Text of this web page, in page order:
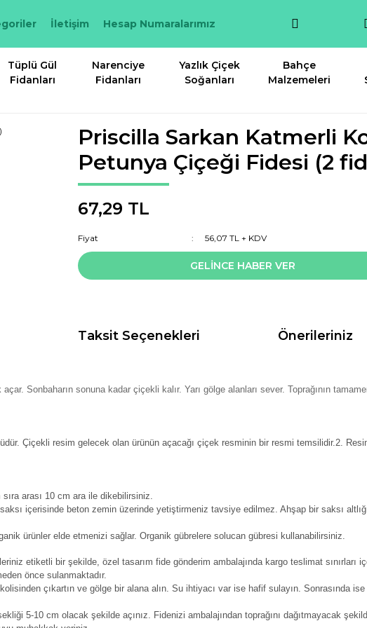
İletişim Hesap Numaralarımız
Tüplü Gül
Fidanları
Narenciye
Fidanları
Yazlık Çiçek
Soğanları
Bahçe
Malzemeleri
Priscilla Sarkan Katmerli
Petunya Çiçeği Fidesi (2
67,29 TL
Fiyat 56,07 TL + KDV
GELİNCE HABER VER
Taksit Seçenekleri Önerileriniz
Sonbaharın sonuna kadar çiçekli kalır. Yarı gölge alanları sever. Toprağının
Çiçekli resim gelecek olan ürünün açacağı çiçek resminin bir resmi temsilidir.2.
arası 10 cm ara ile dikebilirsiniz.
içerisinde beton zemin üzerinde yetiştirmeniz tavsiye edilmez. Ahşap bir saksı
ürünler elde etmenizi sağlar. Organik gübrelere solucan gübresi kullanabilirsiniz.
etiketli bir şekilde, özel tasarım fide gönderim ambalajında kargo teslimat sınırları
önce sulanmaktadır.
çıkartın ve gölge bir alana alın. Su ihtiyacı var ise hafif sulayın. Sonrasında
5-10 cm olacak şekilde açınız. Fidenizi ambalajından toprağını dağıtmayacak